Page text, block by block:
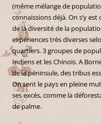
(même mélange de
connaissions déjà. On s’y est
de la diversité de la
expériences très diverses
quartiers. 3 groupes de
Indiens et les Chinois. A
de la péninsule, des tribus
On sent le pays en pleine
ses excès, comme la
de palme.